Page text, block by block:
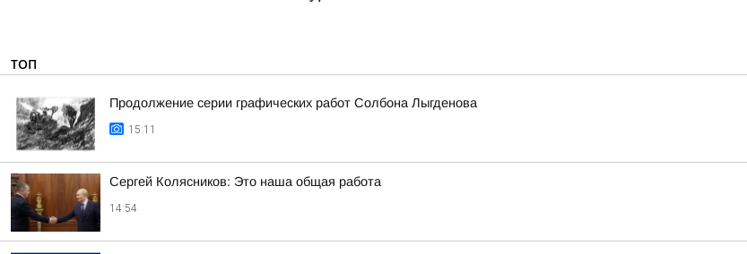
ТОП
Продолжение серии графических работ Солбона Лыгденова
15:11
Сергей Колясников: Это наша общая работа
14:54